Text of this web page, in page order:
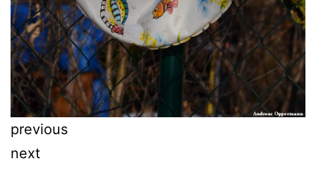
previous
next